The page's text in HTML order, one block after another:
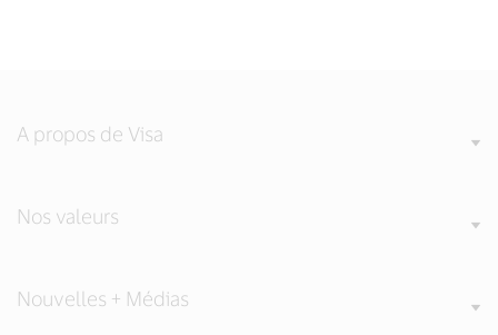
A propos de Visa
Nos valeurs
Nouvelles + Médias